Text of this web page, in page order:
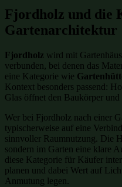
Fjordholz und die
Gartenarchitektur
Fjordholz wird mit
verbunden, bei denen das
eine Kategorie wie
Kontext besonders passend:
Glas öffnet den Baukörper
Wer bei Fjordholz nach einer
typischerweise auf eine
sinnvoller Raumnutzung. Die
sondern im Garten eine klare
diese Kategorie für Käufer
planen und dabei Wert auf
Anmutung legen.